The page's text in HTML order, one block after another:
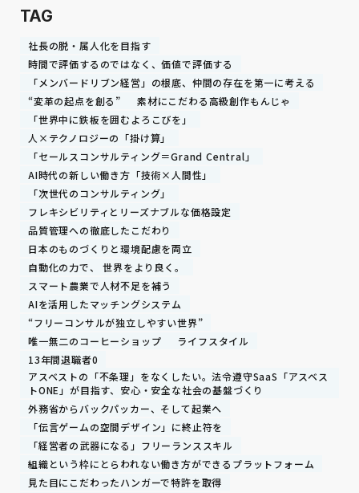
TAG
社長の脱・属人化を目指す
時間で評価するのではなく、価値で評価する
「メンバードリブン経営」の根底、仲間の存在を第一に考える
“変革の起点を創る”
素材にこだわる高級創作もんじゃ
「世界中に鉄板を囲むよろこびを」
人×テクノロジーの「掛け算」
「セールスコンサルティング＝Grand Central」
AI時代の新しい働き方「技術×人間性」
「次世代のコンサルティング」
フレキシビリティとリーズナブルな価格設定
品質管理への徹底したこだわり
日本のものづくりと環境配慮を両立
自動化の力で、 世界をより良く。
スマート農業で人材不足を補う
AIを活用したマッチングシステム
“フリーコンサルが独立しやすい世界”
唯一無二のコーヒーショップ
ライフスタイル
13年間退職者0
アスベストの「不条理」をなくしたい。法令遵守SaaS「アスベス
トONE」が目指す、安心・安全な社会の基盤づくり
外務省からバックパッカー、そして起業へ
「伝言ゲームの空間デザイン」に終止符を
「経営者の武器になる」フリーランススキル
組織という枠にとらわれない働き方ができるプラットフォーム
見た目にこだわったハンガーで特許を取得